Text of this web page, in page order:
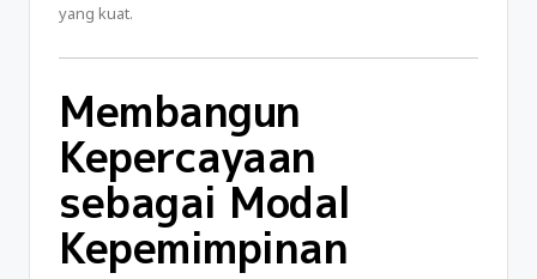
yang kuat.
Membangun
Kepercayaan
sebagai Modal
Kepemimpinan